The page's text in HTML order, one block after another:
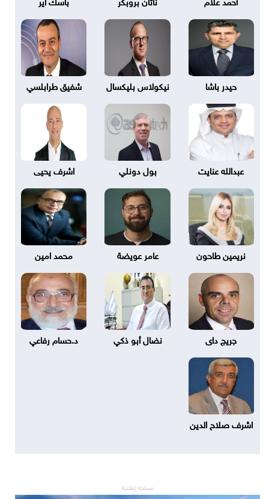
حيدر باشا نيكولاس بليكسال شفيق طرابلسي
عبدالله عنايت بول دونلي اشرف يحيى
نريمين طاحون عامر عويضة محمد امين
جريج داى نضال أبو ذكي د.حسام رفاعي
اشرف صلاح الدين
مساحة إعلانية